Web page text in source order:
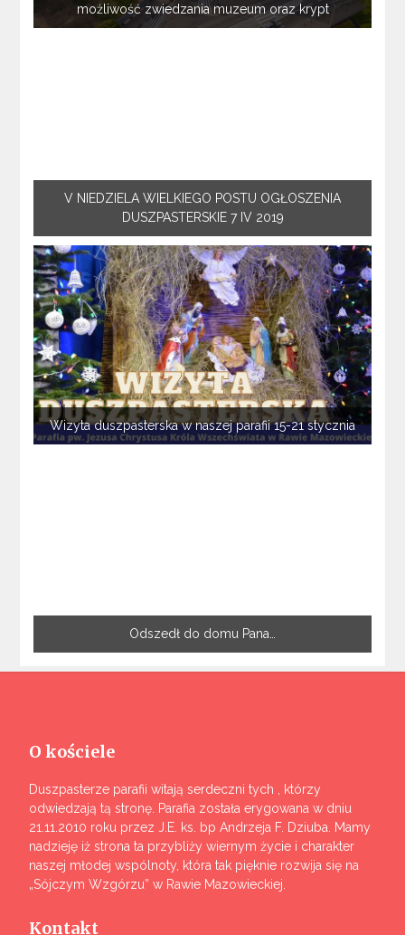
możliwość zwiedzania muzeum oraz krypt
V NIEDZIELA WIELKIEGO POSTU OGŁOSZENIA
DUSZPASTERSKIE 7 IV 2019
Wizyta duszpasterska w naszej parafii 15-21 stycznia
Odszedł do domu Pana…
O kościele
Duszpasterze parafii witają serdeczni tych , którzy
odwiedzają tą stronę. Parafia została erygowana w dniu
21.11.2010 roku przez J.E. ks. bp Andrzeja F. Dziuba. Mamy
nadzieję iż strona ta przybliży wiernym życie i charakter
naszej młodej wspólnoty, która tak pięknie rozwija się na
„Sójczym Wzgórzu” w Rawie Mazowieckiej.
Kontakt